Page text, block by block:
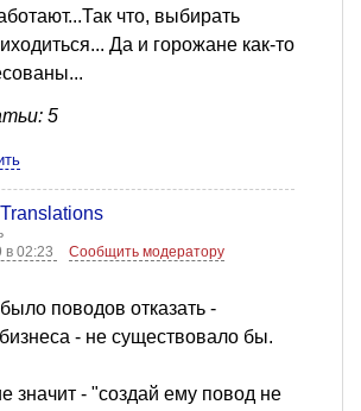
что, выбирать
Да и горожане как-то
5
в 02:23
Сообщить модератору
поводов отказать -
- не существовало бы.
значит - "создай ему повод не